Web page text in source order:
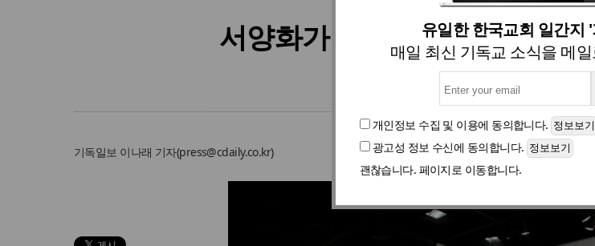
유일한 한국교회 일간지
매일 최신 기독교 소식을 메
개인정보 수집 및 이용에 동의합니다.
광고성 정보 수신에 동의합니다.
괜찮습니다. 페이지로 이동합니다.
서양화가 권순욱 작가, ‘아름
도시 풍경에 담긴
기독일보 이나래 기자(press@cdaily.co.kr)